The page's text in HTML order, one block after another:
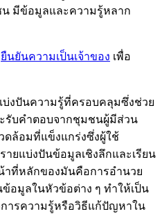
มีข้อมูลและความรู้หลาก
ยืนยันความเป็นเจ้าของ เพื่อ
บ่งปันความรู้ที่ครอบคลุมซึ่งช่วย
รับคำตอบจากชุมชนผู้มีส่วน
ล้อมที่แข็งแกร่งซึ่งผู้ใช้
ยแบ่งปันข้อมูลเชิงลึกและเรียน
าที่หลักของมันคือการอำนวย
อมูลในหัวข้อต่าง ๆ ทำให้เป็น
ารความรู้หรือวิธีแก้ปัญหาใน